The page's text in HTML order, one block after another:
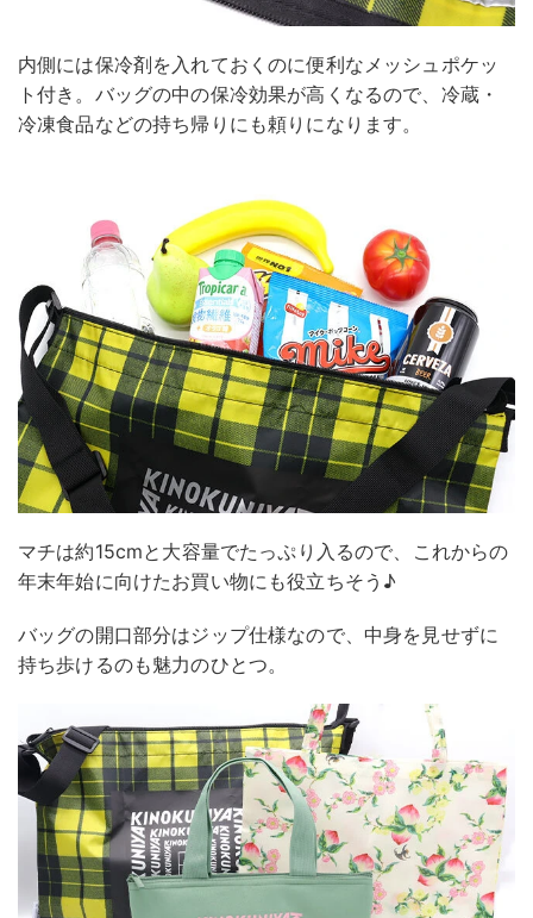
内側には保冷剤を入れておくのに便利なメッシュポケッ
ト付き。バッグの中の保冷効果が高くなるので、冷蔵・
冷凍食品などの持ち帰りにも頼りになります。
マチは約15cmと大容量でたっぷり入るので、これからの
年末年始に向けたお買い物にも役立ちそう♪
バッグの開口部分はジップ仕様なので、中身を見せずに
持ち歩けるのも魅力のひとつ。